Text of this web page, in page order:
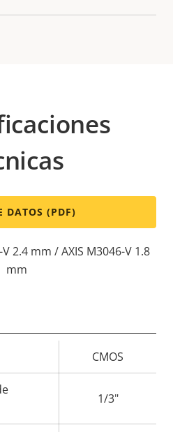
DATOS (PDF)
2.4 mm / AXIS M3046-V 1.8
mm
la
CMOS
1/3"